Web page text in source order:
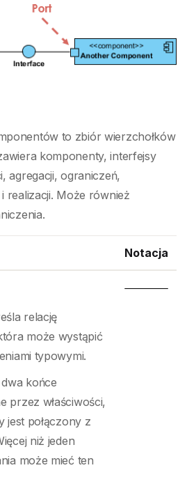
to zbiór wierzchołków
komponenty, interfejsy
agregacji, ograniczeń,
realizacji. Może również
Notacja
relację
może wystąpić
typowymi.
końce
przez właściwości,
jest połączony z
niż jeden
może mieć ten